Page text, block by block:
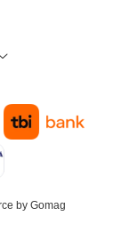
by Gomag